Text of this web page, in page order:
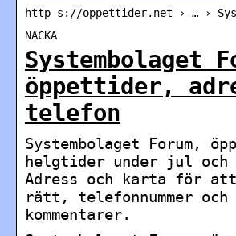
http s://oppettider.net › … ›
NACKA
Systembolaget
öppettider,
telefon
Systembolaget Forum,
helgtider under jul och
Adress och karta för
rätt, telefonnummer och
kommentarer.